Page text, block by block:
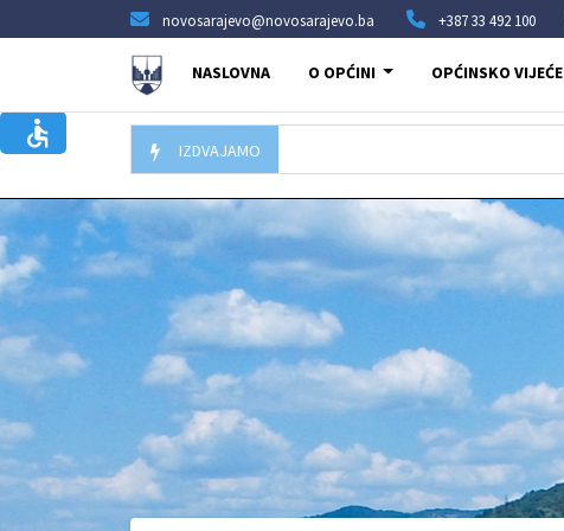
novosarajevo@novosarajevo.ba +387 33 492 100
NASLOVNA O OPĆINI OPĆINSKO VIJEĆE
IZDVAJAMO